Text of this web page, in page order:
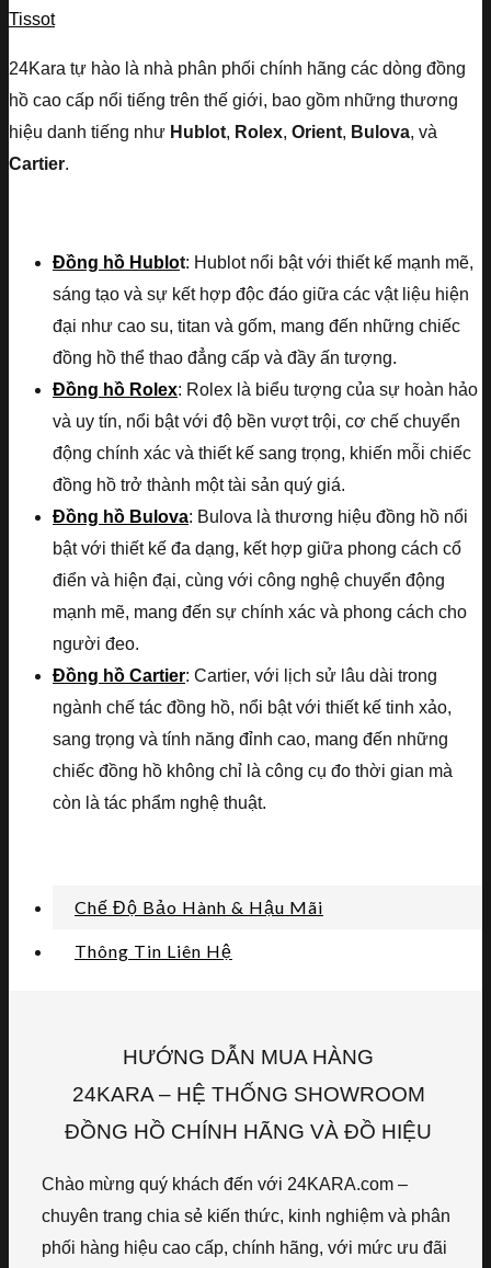
Tissot
24Kara tự hào là nhà phân phối chính hãng các dòng đồng
hồ cao cấp nổi tiếng trên thế giới, bao gồm những thương
hiệu danh tiếng như Hublot, Rolex, Orient, Bulova, và
Cartier.
Đồng hồ Hublot: Hublot nổi bật với thiết kế mạnh mẽ,
sáng tạo và sự kết hợp độc đáo giữa các vật liệu hiện
đại như cao su, titan và gốm, mang đến những chiếc
đồng hồ thể thao đẳng cấp và đầy ấn tượng.
Đồng hồ Rolex: Rolex là biểu tượng của sự hoàn hảo
và uy tín, nổi bật với độ bền vượt trội, cơ chế chuyển
động chính xác và thiết kế sang trọng, khiến mỗi chiếc
đồng hồ trở thành một tài sản quý giá.
Đồng hồ Bulova: Bulova là thương hiệu đồng hồ nổi
bật với thiết kế đa dạng, kết hợp giữa phong cách cổ
điển và hiện đại, cùng với công nghệ chuyển động
mạnh mẽ, mang đến sự chính xác và phong cách cho
người đeo.
Đồng hồ Cartier: Cartier, với lịch sử lâu dài trong
ngành chế tác đồng hồ, nổi bật với thiết kế tinh xảo,
sang trọng và tính năng đỉnh cao, mang đến những
chiếc đồng hồ không chỉ là công cụ đo thời gian mà
còn là tác phẩm nghệ thuật.
Chế Độ Bảo Hành & Hậu Mãi
Thông Tin Liên Hệ
HƯỚNG DẪN MUA HÀNG
24KARA – HỆ THỐNG SHOWROOM
ĐỒNG HỒ CHÍNH HÃNG VÀ ĐỒ HIỆU
Chào mừng quý khách đến với 24KARA.com –
chuyên trang chia sẻ kiến thức, kinh nghiệm và phân
phối hàng hiệu cao cấp, chính hãng, với mức ưu đãi